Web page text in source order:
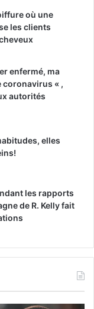
où une
les clients
enfermé, ma
coronavirus « ,
autorités
elles
les rapports
de R. Kelly fait